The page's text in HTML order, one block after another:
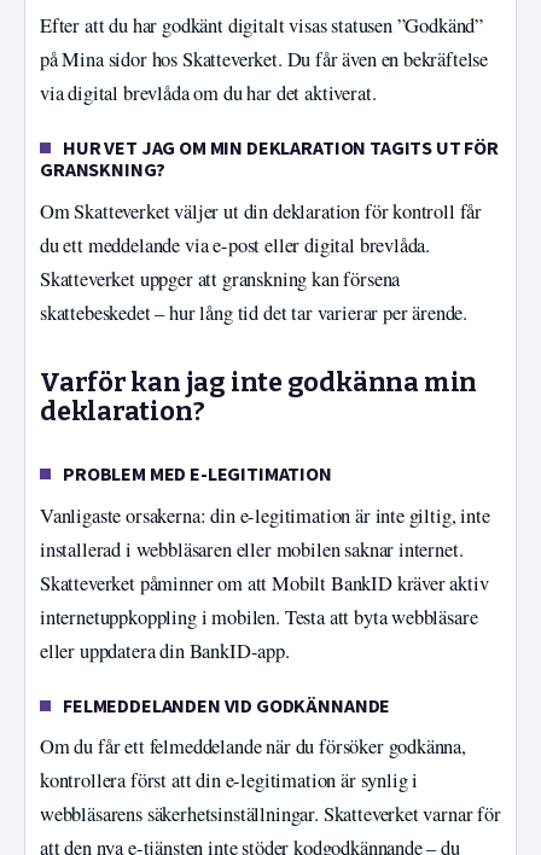
Efter att du har godkänt digitalt visas statusen ”Godkänd”
på Mina sidor hos Skatteverket. Du får även en bekräftelse
via digital brevlåda om du har det aktiverat.
HUR VET JAG OM MIN DEKLARATION TAGITS UT FÖR
GRANSKNING?
Om Skatteverket väljer ut din deklaration för kontroll får
du ett meddelande via e-post eller digital brevlåda.
Skatteverket uppger att granskning kan försena
skattebeskedet – hur lång tid det tar varierar per ärende.
Varför kan jag inte godkänna min
deklaration?
PROBLEM MED E-LEGITIMATION
Vanligaste orsakerna: din e-legitimation är inte giltig, inte
installerad i webbläsaren eller mobilen saknar internet.
Skatteverket påminner om att Mobilt BankID kräver aktiv
internetuppkoppling i mobilen. Testa att byta webbläsare
eller uppdatera din BankID-app.
FELMEDDELANDEN VID GODKÄNNANDE
Om du får ett felmeddelande när du försöker godkänna,
kontrollera först att din e-legitimation är synlig i
webbläsarens säkerhetsinställningar. Skatteverket varnar för
att den nya e-tjänsten inte stöder kodgodkännande – du